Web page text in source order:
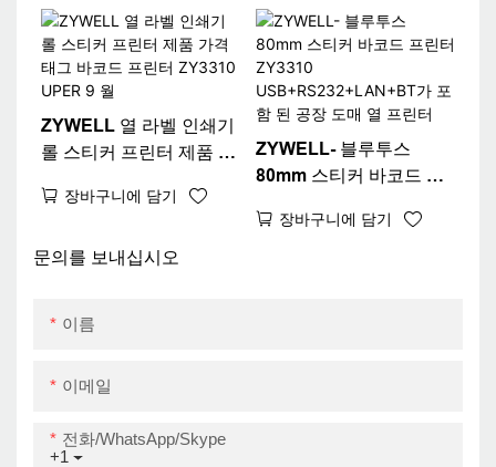
프린터 USB와 호환됩니
다.
ZYWELL 열 라벨 인쇄기
롤 스티커 프린터 제품 가
ZY3310 UPER 9 월
장바구니에 담기
ZYWELL- 블루투스
80mm 스티커 바코드 프
USB+RS232+LAN+BT
장바구니에 담기
문의를 보내십시오
이름
이메일
+1
전화/WhatsApp/Skype